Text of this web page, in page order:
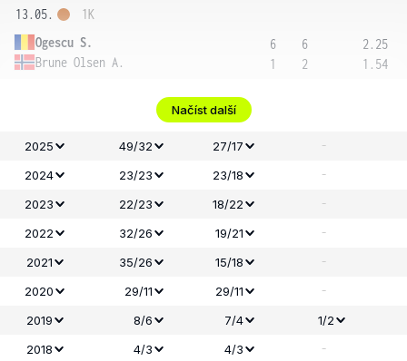
13.05.
Ogescu S.
Brune Olsen A.
1K
6
1
6
2
2.25
1.54
Načíst další
2025 49/32 27/17 -
2024 23/23 23/18 -
2023 22/23 18/22 -
2022 32/26 19/21 -
2021 35/26 15/18 -
2020 29/11 29/11 -
2019 8/6 7/4
1/2
2018
4/3 4/3
-